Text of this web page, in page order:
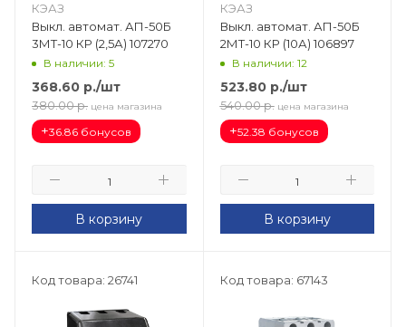
КЭАЗ
Выкл. автомат. АП-50Б
3МТ-10 КР (2,5А) 107270
В наличии: 5
368.60 р./шт
380.00 р. цена магазина
+36.86 бонусов
В корзину
КЭАЗ
Выкл. автомат. АП-50Б
2МТ-10 КР (10А) 106897
В наличии: 12
523.80р./шт
540.00 р. цена магазина
+52.38 бонусов
В корзину
Код товара: 26741 Код товара: 67143